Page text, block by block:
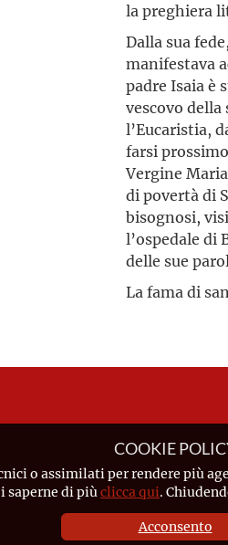
la preghiera
Dalla sua
manifestava
padre Isaia è
vescovo
l’Eucaristia,
farsi
Vergine
di povertà di
bisognosi,
l’ospedale di
delle sue
La fama di
COOKIE
o assimilati per rendere più
saperne di piùclicca qui.
Acconsento